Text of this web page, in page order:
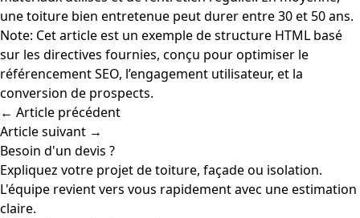
une toiture bien entretenue peut durer entre 30 et 50 ans.
Note: Cet article est un exemple de structure HTML basé
sur les directives fournies, conçu pour optimiser le
référencement SEO, l’engagement utilisateur, et la
conversion de prospects.
← Article précédent
Article suivant →
Besoin d'un devis ?
Expliquez votre projet de toiture, façade ou isolation.
L'équipe revient vers vous rapidement avec une estimation
claire.